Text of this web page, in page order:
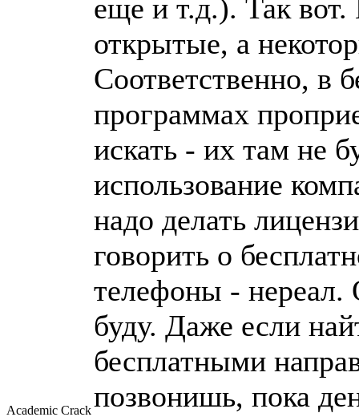
Academic Crack
еще и т.д.). Так вот.
открытые, а
Соответственно, в
программах
искать - их там не
использование
надо делать
говорить о
телефоны - нереал.
буду. Даже если
бесплатными
позвонишь, пока